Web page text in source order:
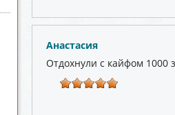
Анастасия
Отдохнули с кайфом 1000